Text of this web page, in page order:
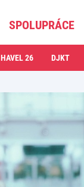
SPOLUPRÁCE
HAVEL 26 DJKT